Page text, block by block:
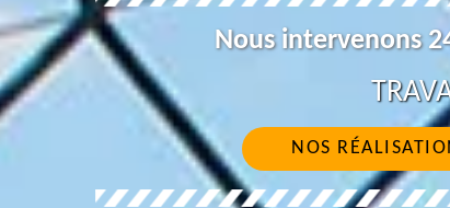
Nous intervenons
NOS